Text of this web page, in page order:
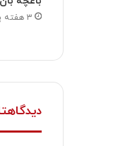
۳ هفته پیش